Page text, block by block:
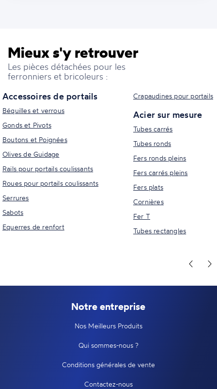
Mieux s'y retrouver
Les pièces détachées pour les
ferronniers et bricoleurs :
Accessoires de portails
Béquilles et verrous
Gonds et Pivots
Boutons et Poignées
Olives de Guidage
Rails pour portails coulissants
Roues pour portails coulissants
Serrures
Sabots
Equerres de renfort
Crapaudines pour portails
Acier sur mesure
Tubes carrés
Tubes ronds
Fers ronds pleins
Fers carrés pleins
Fers plats
Cornières
Fer T
Tubes rectangles
Notre entreprise
Nos Meilleurs Produits
Qui sommes-nous ?
Conditions générales de vente
Contactez-nous